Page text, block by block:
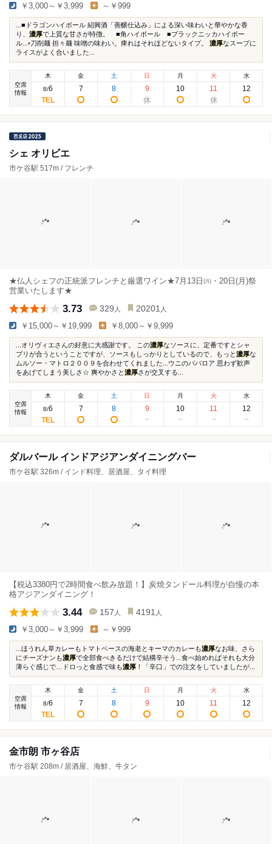
￥3,000～￥3,999 ～￥999
...■ドラゴンハイボール 紹興酒「善醸仕込み」による深い味わいと華やかな香
り、 濃厚で上質な甘さが特徴。 ■角ハイボール ■ブラックニッカハイボー
ル...▫刀削麺 ️担々麺 味噌の味わい。痺れはそれほどないタイプ。 濃厚なスープに
ライスがよく合いました...
空席
情報
木
8/6
金
7
土
8
日
9
月
10
火
11
水
12
シェ オリビエ
市ケ谷駅 517m / フレンチ
★仏人シェフの正統派フレンチと厳選ワイン★7月13日㈪・20日(月)祭
営業いたします★
3.73 329 人 20201 人
￥15,000～￥19,999 ￥8,000～￥9,999
...オリヴィエさんの好意に大感謝です。 この濃厚なソースに、定番ですとシャ
ブリが合うということですが、ソースもしっかりとしているので、もっと濃厚な
ムルソー・マトロ２００９を合わせてくれました...ウニのババロア 思わず歓声
をあげてしまう美しさ☆ 爽やかさと濃厚さが交叉する...
空席
情報
木
8/6
金
7
土
8
日
9
月
10
火
11
水
12
ダルバール インドアジアンダイニングバー
市ケ谷駅 326m / インド料理、居酒屋、タイ料理
【税込3380円で2時間食べ飲み放題！】炭焼タンドール料理が自慢の本
格アジアンダイニング！
3.44 157 人 4191 人
￥3,000～￥3,999 ～￥999
...ほうれん草カレーもトマトベースの海老とキーマのカレーも濃厚なお味、さら
にチーズナンも濃厚で全部食べきるだけで結構辛そう...食べ始めればそれも大分
薄らぐ感じで…ドロっと食感で味も濃厚 ！「辛口」での注文をしていましたが...
空席
情報
木
8/6
金
7
土
8
日
9
月
10
火
11
水
12
金市朗 市ヶ谷店
市ケ谷駅 208m / 居酒屋、海鮮、牛タン